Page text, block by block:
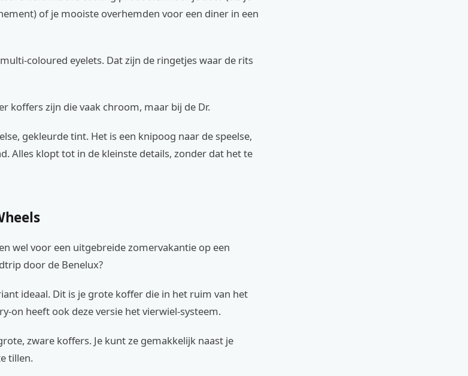
of je mooiste overhemden voor een diner in een
coloured eyelets. Dat zijn de ringetjes waar de rits
koffers zijn die vaak chroom, maar bij de Dr.
gekleurde tint. Het is een knipoog naar de speelse,
Alles klopt tot in de kleinste details, zonder dat het te
wel voor een uitgebreide zomervakantie op een
door de Benelux?
ideaal. Dit is je grote koffer die in het ruim van het
on heeft ook deze versie het vierwiel-systeem.
zware koffers. Je kunt ze gemakkelijk naast je
tillen.